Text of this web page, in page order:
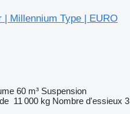
Millennium Type | EURO
60 m³ Suspension
11 000 kg Nombre d'essieux 3